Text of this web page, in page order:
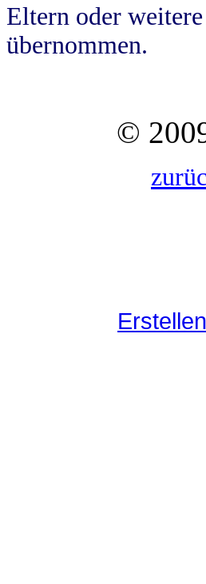
Eltern oder
übernommen.
©